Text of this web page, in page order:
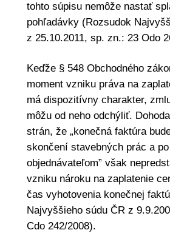
tohto súpisu nemôže nastať
pohľadávky (Rozsudok
z 25.10.2011, sp. zn.: 23 Odo
Keďže § 548 Obchodného
moment vzniku práva na
má dispozitívny charakter,
môžu od neho odchýliť.
strán, že „konečná faktúra
skončení stavebných prác a
objednávateľom” však
vzniku nároku na zaplatenie
čas vyhotovenia konečnej
Najvyššieho súdu ČR z
Cdo 242/2008).